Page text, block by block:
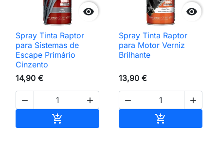

Spray Tinta Raptor
para Sistemas de
Escape Primário
Cinzento
14,90 €
 


Spray Tinta Raptor
para Motor Verniz
Brilhante
13,90 €
 
